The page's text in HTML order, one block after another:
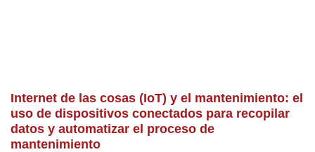
Internet de las cosas (IoT) y el mantenimiento: el
uso de dispositivos conectados para recopilar
datos y automatizar el proceso de
mantenimiento